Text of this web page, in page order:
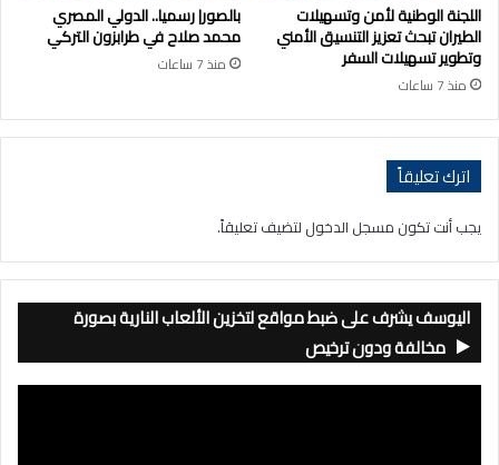
اللجنة الوطنية لأمن وتسهيلات
الطيران تبحث تعزيز التنسيق الأمني
وتطوير تسهيلات السفر
منذ 7 ساعات
بالصور| رسميا.. الدولي المصري
محمد صلاح في طرابزون التركي
منذ 7 ساعات
اترك تعليقاً
يجب أنت تكون مسجل الدخول لتضيف تعليقاً.
اليوسف يشرف على ضبط مواقع لتخزين الألعاب النارية بصورة
مخالفة ودون ترخيص